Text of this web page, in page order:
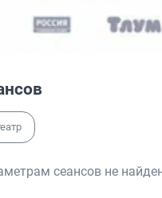
сеансов не